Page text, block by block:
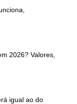
2026? Valores,
igual ao do